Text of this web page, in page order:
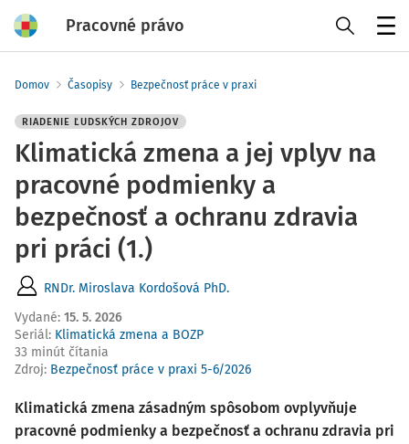
Pracovné právo
Domov Časopisy Bezpečnosť práce v praxi
RIADENIE ĽUDSKÝCH ZDROJOV
Klimatická zmena a jej vplyv na
pracovné podmienky a
bezpečnosť a ochranu zdravia
pri práci (1.)
RNDr. Miroslava Kordošová PhD.
Vydané: 15. 5. 2026
Seriál: Klimatická zmena a BOZP
33 minút čítania
Zdroj: Bezpečnosť práce v praxi 5-6/2026
Klimatická zmena zásadným spôsobom ovplyvňuje
pracovné podmienky a bezpečnosť a ochranu zdravia pri